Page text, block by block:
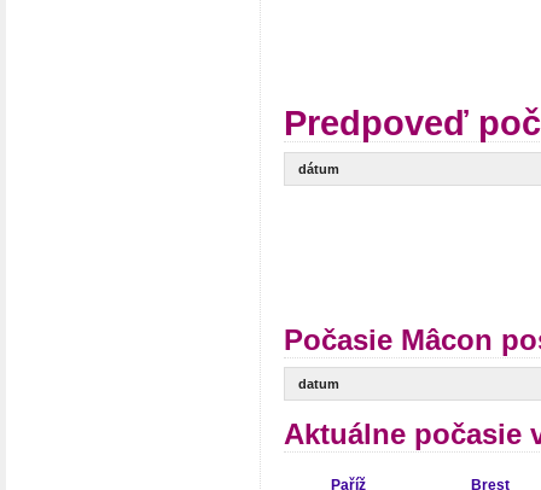
Predpoveď
dátum
Počasie Mâcon
datum
Aktuálne počasie
Paříž Brest